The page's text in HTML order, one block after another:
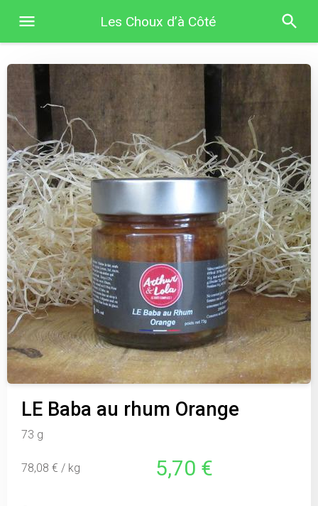
Les Choux d’à Côté
LE Baba au rhum Orange
73 g
78,08 € / kg 5,70 €